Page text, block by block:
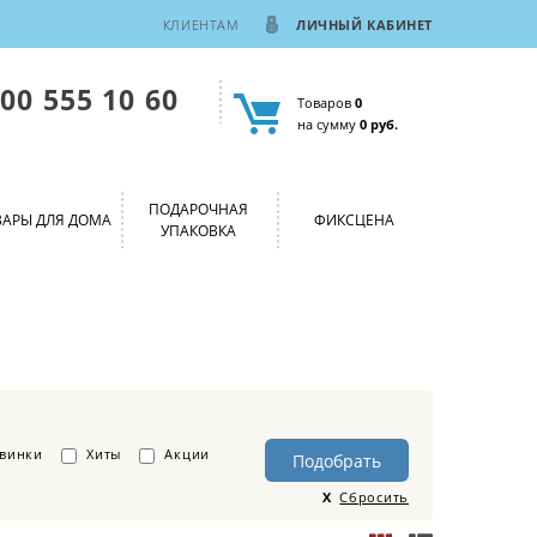
КЛИЕНТАМ ЛИЧНЫЙ КАБИНЕТ
555 10 60 Товаров0
на сумму0 руб.
ДЛЯ ДОМА
ПОДАРОЧНАЯ
УПАКОВКА
ФИКСЦЕНА
Сбросить
Хиты Акции